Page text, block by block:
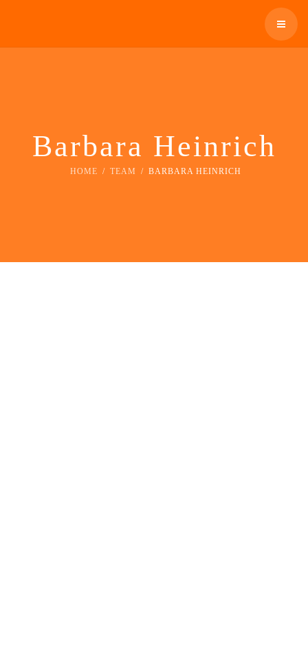
ÜBERWEISER
Barbara Heinrich
HOME TEAM BARBARA HEINRICH